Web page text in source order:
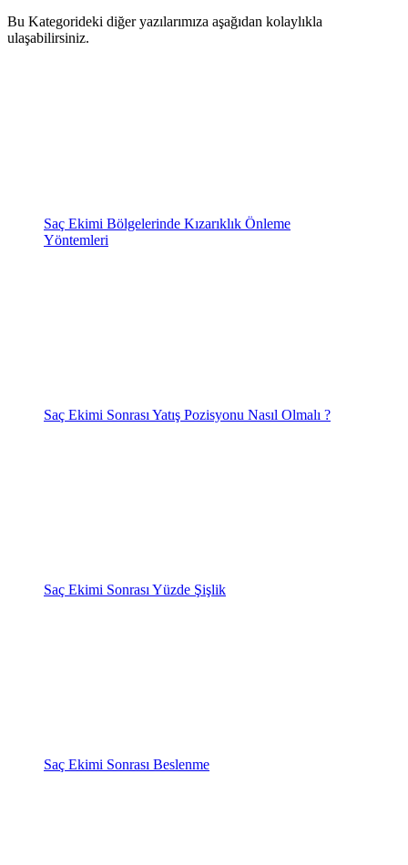
Bu Kategorideki diğer yazılarımıza aşağıdan kolaylıkla
ulaşabilirsiniz.
Saç Ekimi Bölgelerinde Kızarıklık Önleme
Yöntemleri
Saç Ekimi Sonrası Yatış Pozisyonu Nasıl Olmalı ?
Saç Ekimi Sonrası Yüzde Şişlik
Saç Ekimi Sonrası Beslenme